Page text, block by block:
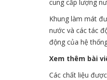
cung cấp lượng
Khung làm mát
nước và các tác
động của hệ
Xem thêm bài
Các chất liệu